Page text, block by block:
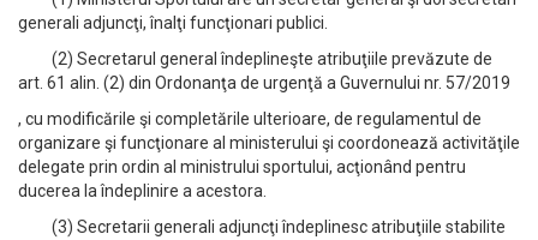
generali adjuncţi, înalţi funcţionari publici.
(2) Secretarul general îndeplineşte atribuţiile prevăzute de
art. 61 alin. (2) din Ordonanţa de urgenţă a Guvernului nr. 57/2019
, cu modificările şi completările ulterioare, de regulamentul de
organizare şi funcţionare al ministerului şi coordonează activităţile
delegate prin ordin al ministrului sportului, acţionând pentru
ducerea la îndeplinire a acestora.
(3) Secretarii generali adjuncţi îndeplinesc atribuţiile stabilite